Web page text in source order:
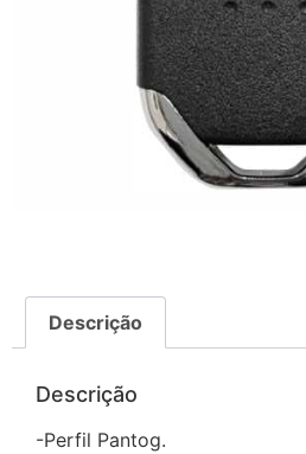
Descrição
Descrição
-Perfil Pantog.